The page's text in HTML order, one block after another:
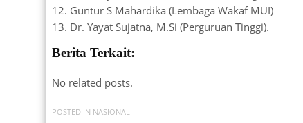
12. Guntur S Mahardika (Lembaga Wakaf MUI)
13. Dr. Yayat Sujatna, M.Si (Perguruan Tinggi).
Berita Terkait:
No related posts.
POSTED IN NASIONAL